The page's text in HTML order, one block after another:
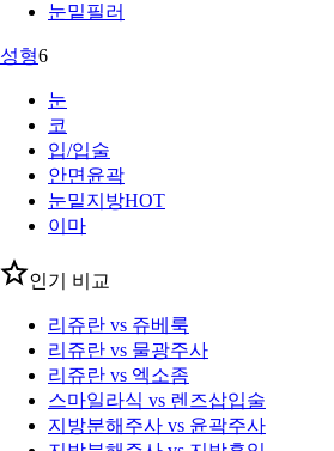
눈밑필러
성형6
눈
코
입/입술
안면윤곽
눈밑지방HOT
이마
인기 비교
리쥬란 vs 쥬베룩
리쥬란 vs 물광주사
리쥬란 vs 엑소좀
스마일라식 vs 렌즈삽입술
지방분해주사 vs 윤곽주사